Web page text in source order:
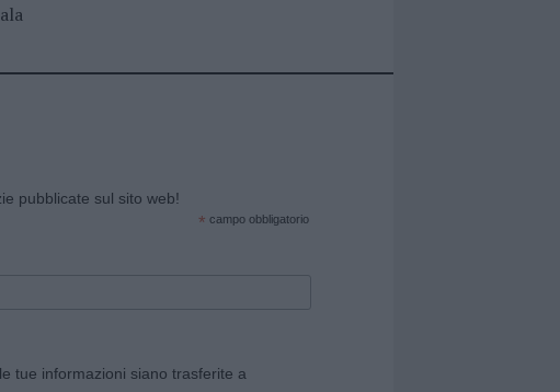
pubblicate sul sito web!
* campo obbligatorio
tue informazioni siano trasferite a